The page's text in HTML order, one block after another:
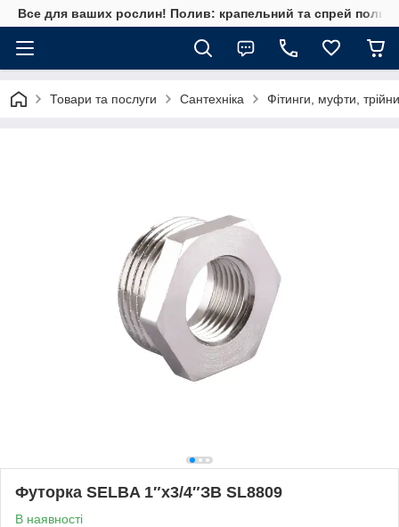
Все для ваших рослин! Полив: крапельний та спрей полив,
Товари та послуги Сантехніка Фітинги, муфти,
Футорка SELBA 1″х3/4″ЗВ SL8809
В наявності